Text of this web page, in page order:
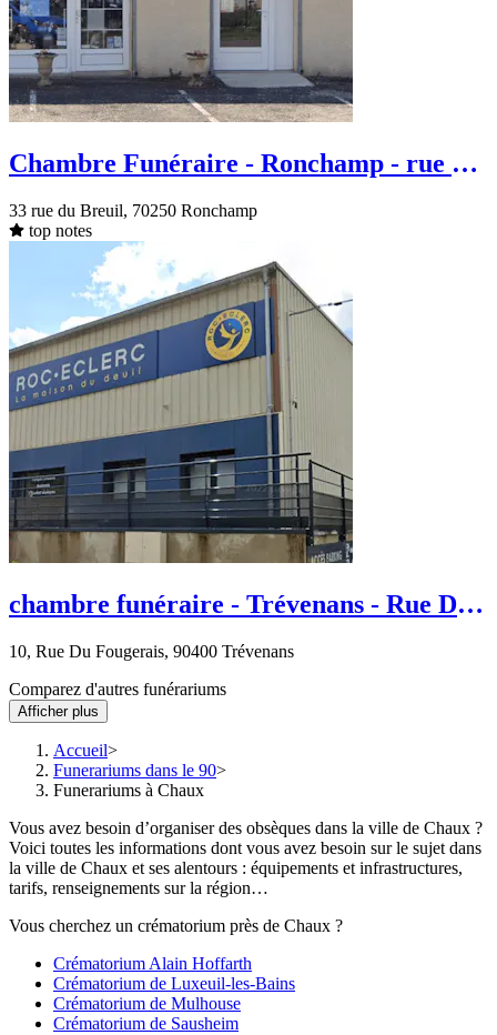
Chambre Funéraire - Ronchamp - rue du
33 rue du Breuil, 70250 Ronchamp
top notes
chambre funéraire - Trévenans - Rue Du
10, Rue Du Fougerais, 90400 Trévenans
Comparez d'autres funérariums
Afficher plus
Accueil
Funerariums dans le 90
Funerariums à Chaux
Vous avez besoin d’organiser des obsèques dans la ville de Chaux ?
Voici toutes les informations dont vous avez besoin sur le sujet dans
la ville de Chaux et ses alentours : équipements et infrastructures,
tarifs, renseignements sur la région…
Vous cherchez un crématorium près de Chaux ?
Crématorium Alain Hoffarth
Crématorium de Luxeuil-les-Bains
Crématorium de Mulhouse
Crématorium de Sausheim